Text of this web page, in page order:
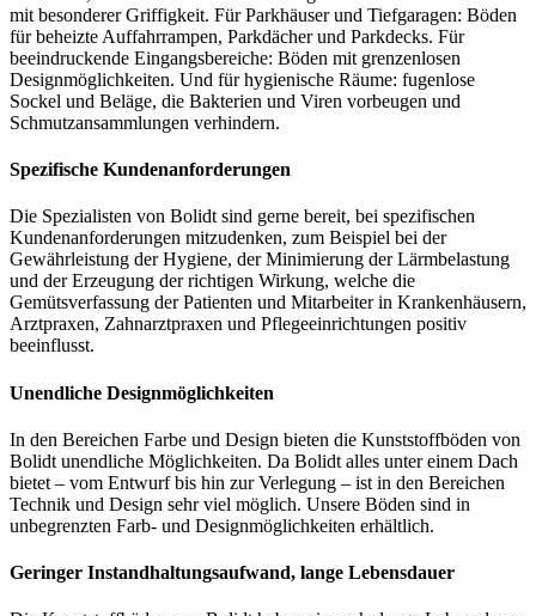
mit besonderer Griffigkeit. Für Parkhäuser und Tiefgaragen: Böden
für beheizte Auffahrrampen, Parkdächer und Parkdecks. Für
beeindruckende Eingangsbereiche: Böden mit grenzenlosen
Designmöglichkeiten. Und für hygienische Räume: fugenlose
Sockel und Beläge, die Bakterien und Viren vorbeugen und
Schmutzansammlungen verhindern.
Spezifische Kundenanforderungen
Die Spezialisten von Bolidt sind gerne bereit, bei spezifischen
Kundenanforderungen mitzudenken, zum Beispiel bei der
Gewährleistung der Hygiene, der Minimierung der Lärmbelastung
und der Erzeugung der richtigen Wirkung, welche die
Gemütsverfassung der Patienten und Mitarbeiter in Krankenhäusern,
Arztpraxen, Zahnarztpraxen und Pflegeeinrichtungen positiv
beeinflusst.
Unendliche Designmöglichkeiten
In den Bereichen Farbe und Design bieten die Kunststoffböden von
Bolidt unendliche Möglichkeiten. Da Bolidt alles unter einem Dach
bietet – vom Entwurf bis hin zur Verlegung – ist in den Bereichen
Technik und Design sehr viel möglich. Unsere Böden sind in
unbegrenzten Farb- und Designmöglichkeiten erhältlich.
Geringer Instandhaltungsaufwand, lange Lebensdauer